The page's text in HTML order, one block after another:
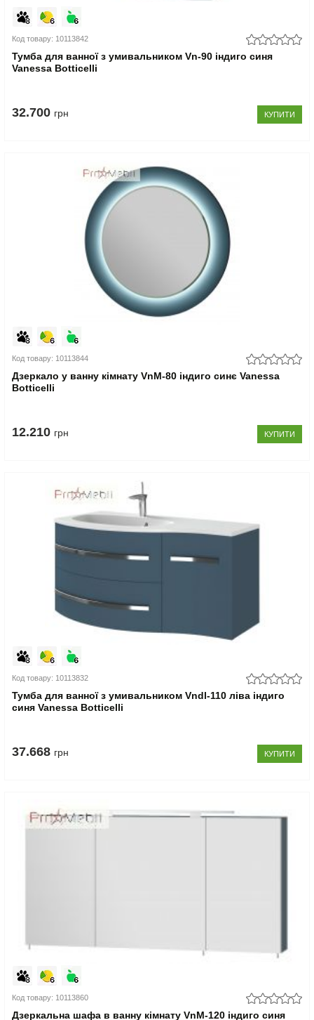
Код товару: 10113842
Тумба для ванної з умивальником Vn-90 індиго синя
Vanessa Botticelli
32.700 грн КУПИТИ
Код товару: 10113844
Дзеркало у ванну кімнату VnM-80 індиго синє Vanessa
Botticelli
12.210 грн КУПИТИ
Код товару: 10113832
Тумба для ванної з умивальником Vndl-110 ліва індиго
синя Vanessa Botticelli
37.668 грн КУПИТИ
Код товару: 10113860
Дзеркальна шафа в ванну кімнату VnM-120 індиго синя